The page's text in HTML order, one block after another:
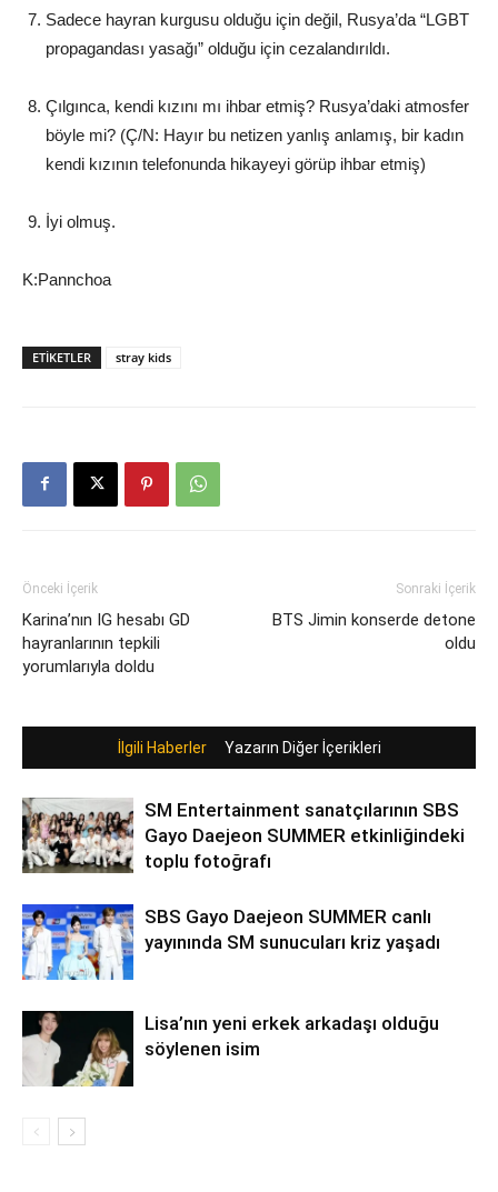
Sadece hayran kurgusu olduğu için değil, Rusya’da “LGBT
propagandası yasağı” olduğu için cezalandırıldı.
Çılgınca, kendi kızını mı ihbar etmiş? Rusya’daki atmosfer
böyle mi? (Ç/N: Hayır bu netizen yanlış anlamış, bir kadın
kendi kızının telefonunda hikayeyi görüp ihbar etmiş)
İyi olmuş.
K:Pannchoa
ETIKETLER stray kids
Önceki İçerik
Karina’nın IG hesabı GD
hayranlarının tepkili
yorumlarıyla doldu
Sonraki İçerik
BTS Jimin konserde detone
oldu
İlgili Haberler Yazarın Diğer İçerikleri
SM Entertainment sanatçılarının SBS
Gayo Daejeon SUMMER etkinliğindeki
toplu fotoğrafı
SBS Gayo Daejeon SUMMER canlı
yayınında SM sunucuları kriz yaşadı
Lisa’nın yeni erkek arkadaşı olduğu
söylenen isim